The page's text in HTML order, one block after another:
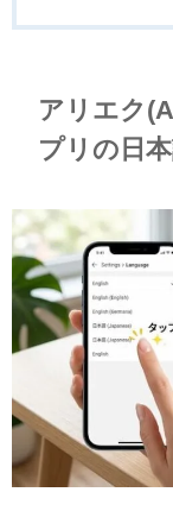
アリエク
プリの日